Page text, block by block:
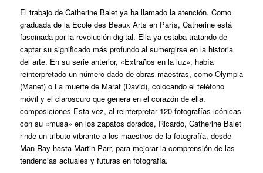
El trabajo de Catherine Balet ya ha llamado la atención. Como
graduada de la Ecole des Beaux Arts en París, Catherine está
fascinada por la revolución digital. Ella ya estaba tratando de
captar su significado más profundo al sumergirse en la historia
del arte. En su serie anterior, «Extraños en la luz», había
reinterpretado un número dado de obras maestras, como Olympia
(Manet) o La muerte de Marat (David), colocando el teléfono
móvil y el claroscuro que genera en el corazón de ella.
composiciones Esta vez, al reinterpretar 120 fotografías icónicas
con su «musa» en los zapatos dorados, Ricardo, Catherine Balet
rinde un tributo vibrante a los maestros de la fotografía, desde
Man Ray hasta Martin Parr, para mejorar la comprensión de las
tendencias actuales y futuras en fotografía.